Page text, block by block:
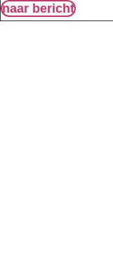
naar bericht